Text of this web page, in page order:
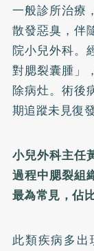
一般診所治療
散發惡臭，伴
院小兒外科。
對腮裂囊腫」
除病灶。術後
期追蹤未見復發
小兒外科主任
過程中腮裂組
最為常見，佔
此類疾病多